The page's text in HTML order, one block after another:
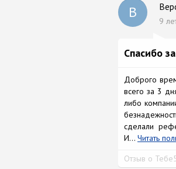
В 9
Спасибо
Доброго
всего за 3
либо
сделали
И... Читать
Отзыв о